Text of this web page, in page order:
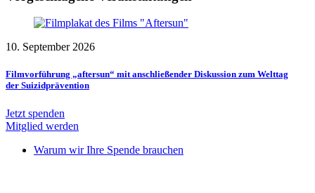
10. September 2026
Filmvorführung „aftersun“ mit anschließender Diskussion zum Welttag
der Suizidprävention
Jetzt spenden
Mitglied werden
Warum wir Ihre Spende brauchen